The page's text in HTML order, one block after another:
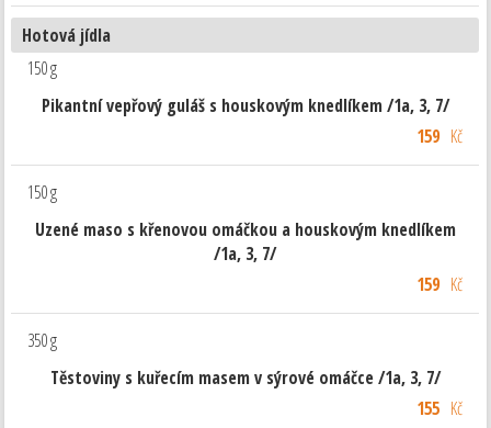
Hotová jídla
150 g
Pikantní vepřový guláš s houskovým knedlíkem /1a, 3, 7/
159Kč
150 g
Uzené maso s křenovou omáčkou a houskovým knedlíkem
/1a, 3, 7/
159Kč
350 g
Těstoviny s kuřecím masem v sýrové omáčce /1a, 3, 7/
155 Kč